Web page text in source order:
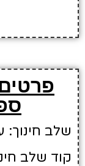
שלב חינוך:
קוד שלב